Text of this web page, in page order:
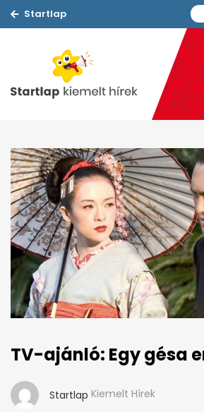
Startlap
TV-ajánló: Egy gésa
Startlap Kiemelt Hírek